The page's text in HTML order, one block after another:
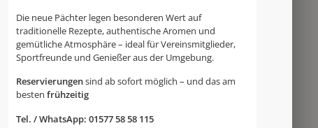
Die neue Pächter legen besonderen Wert auf
traditionelle Rezepte, authentische Aromen und
gemütliche Atmosphäre – ideal für Vereinsmitglieder,
Sportfreunde und Genießer aus der Umgebung.
Reservierungensind ab sofort möglich – und das am
besten frühzeitig
Tel. / WhatsApp: 01577 58 58 115